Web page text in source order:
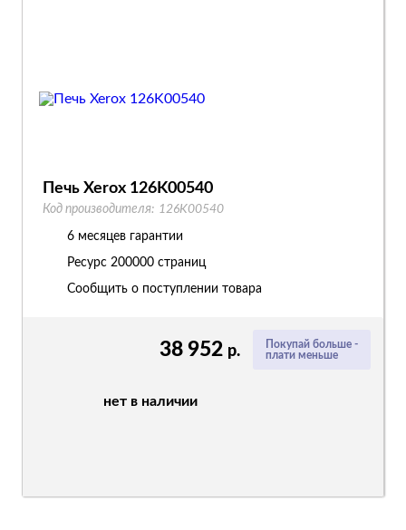
Покупай больше -
плати меньше
38 952 р.
нет в наличии
Печь Xerox 126K00540
Код производителя: 126K00540
6 месяцев гарантии
Ресурс 200000 страниц
Сообщить о поступлении товара